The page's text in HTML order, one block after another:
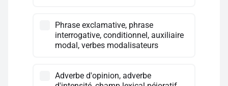
Phrase exclamative, phrase
interrogative, conditionnel, auxiliaire
modal, verbes modalisateurs
Adverbe d'opinion, adverbe